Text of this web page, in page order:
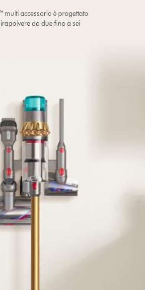
multi accessorio è progettato
da due fino a sei